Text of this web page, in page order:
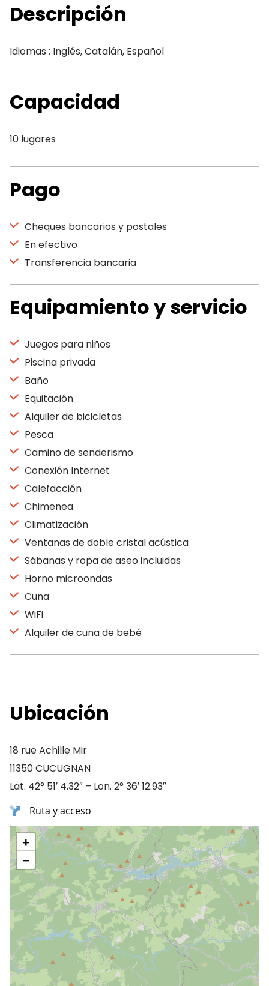
Descripción
Idiomas : Inglés, Catalán, Español
Capacidad
10 lugares
Pago
Cheques bancarios y postales
En efectivo
Transferencia bancaria
Equipamiento y servicio
Juegos para niños
Piscina privada
Baño
Equitación
Alquiler de bicicletas
Pesca
Camino de senderismo
Conexión Internet
Calefacción
Chimenea
Climatización
Ventanas de doble cristal acústica
Sábanas y ropa de aseo incluidas
Horno microondas
Cuna
WiFi
Alquiler de cuna de bebé
Ubicación
18 rue Achille Mir
11350 CUCUGNAN
Lat. 42° 51′ 4.32″ – Lon. 2° 36′ 12.93″
Ruta y acceso
+
−